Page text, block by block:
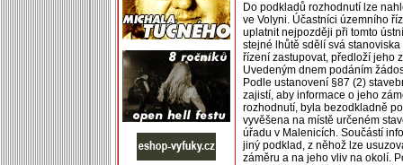
Do podkladů rozhodnutí lze
ve Volyni. Účastníci územního
uplatnit nejpozději při tomto
stejné lhůtě sdělí svá
řízení zastupovat, předloží jeho
Uvedeným dnem podáním
Podle ustanovení §87 (2)
zajistí, aby informace o jeho
rozhodnutí, byla bezodkladně
vyvěšena na místě určeném
úřadu v Malenicích. Součástí
jiný podklad, z něhož lze
záměru a na jeho vliv na okolí.